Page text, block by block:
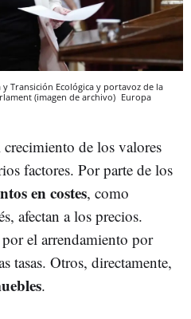
Transición Ecológica y portavoz de la
(imagen de archivo) Europa
de los valores
factores. Por parte de los
en costes, como
afectan a los precios.
el arrendamiento por
tasas. Otros, directamente,
.